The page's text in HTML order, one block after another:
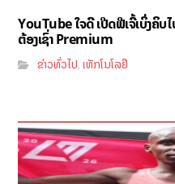
YouTube ໃຈດີ ເປີດຟີເຈີ້ເບິ່ງຄິ
ຕ້ອງເຊົ່າ Premium
ຂ່າວທົ່ວໄປ,ເທັກໂນໂລຢີ